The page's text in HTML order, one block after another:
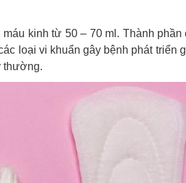
kinh từ 50 – 70 ml. Thành phần
loại vi khuẩn gây bệnh phát triển
thường.